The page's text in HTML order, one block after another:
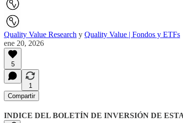
Quality Value Research y Quality Value | Fondos y ETFs
ene 20, 2026
5
1
Compartir
INDICE DEL BOLETÍN DE INVERSIÓN DE